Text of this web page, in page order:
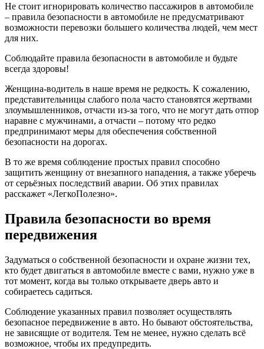
Не стоит игнорировать количество пассажиров в автомобиле
– правила безопасности в автомобиле не предусматривают
возможности перевозки большего количества людей, чем мест
для них.
Соблюдайте правила безопасности в автомобиле и будьте
всегда здоровы!
Женщина-водитель в наше время не редкость. К сожалению,
представительницы слабого пола часто становятся жертвами
злоумышленников, отчасти из-за того, что не могут дать отпор
наравне с мужчинами, а отчасти – потому что редко
предпринимают меры для обеспечения собственной
безопасности на дорогах.
В то же время соблюдение простых правил способно
защитить женщину от внезапного нападения, а также уберечь
от серьёзных последствий аварии. Об этих правилах
расскажет «ЛегкоПолезно».
Правила безопасности во время
передвижения
Задуматься о собственной безопасности и охране жизни тех,
кто будет двигаться в автомобиле вместе с вами, нужно уже в
тот момент, когда вы только открываете дверь авто и
собираетесь садиться.
Соблюдение указанных правил позволяет осуществлять
безопасное передвижение в авто. Но бывают обстоятельства,
не зависящие от водителя. Тем не менее, нужно сделать всё
возможное, чтобы их предупредить.